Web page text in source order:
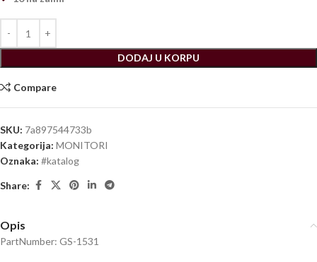
DODAJ U KORPU
Compare
SKU: 7a897544733b
Kategorija: MONITORI
Oznaka: #katalog
Share:
Opis
PartNumber: GS-1531